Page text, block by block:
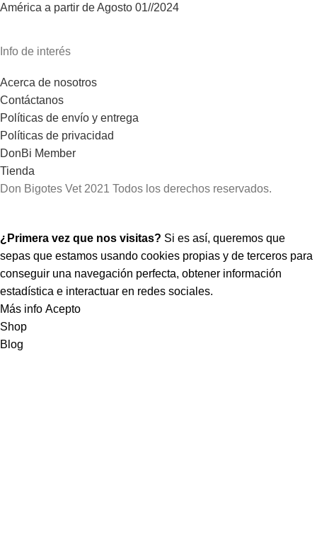
América a partir de Agosto 01//2024
Info de interés
Acerca de nosotros
Contáctanos
Políticas de envío y entrega
Políticas de privacidad
DonBi Member
Tienda
Don Bigotes Vet 2021 Todos los derechos reservados.
¿Primera vez que nos visitas? Si es así, queremos que
sepas que estamos usando cookies propias y de terceros para
conseguir una navegación perfecta, obtener información
estadística e interactuar en redes sociales.
Más info Acepto
Shop
Blog